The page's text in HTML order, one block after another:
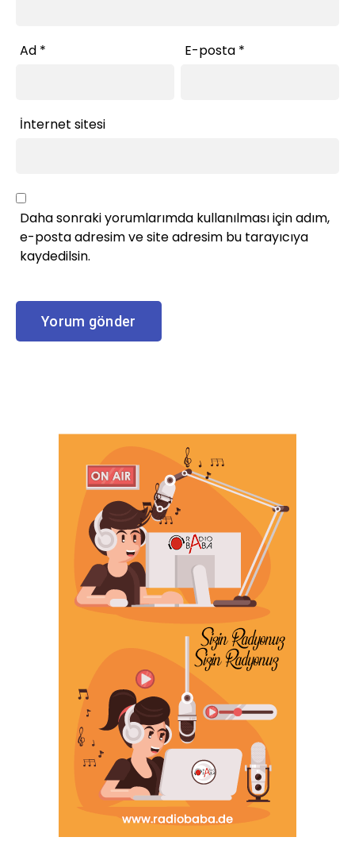
Ad * E-posta *
İnternet sitesi
Daha sonraki yorumlarımda kullanılması için adım,
e-posta adresim ve site adresim bu tarayıcıya
kaydedilsin.